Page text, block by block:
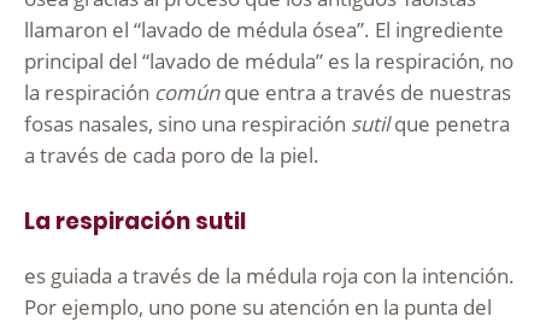
llamaron el “lavado de médula ósea”. El ingrediente
principal del “lavado de médula” es la respiración, no
la respiración comúnque entra a través de nuestras
fosas nasales, sino una respiración sutilque penetra
a través de cada poro de la piel.
La respiración sutil
es guiada a través de la médula roja con la intención.
Por ejemplo, uno pone su atención en la punta del